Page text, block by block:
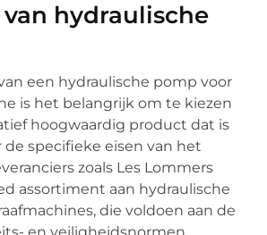
hydraulische
een hydraulische pomp voor
is het belangrijk om te kiezen
hoogwaardig product dat is
specifieke eisen van het
zoals Les Lommers
assortiment aan hydraulische
die voldoen aan de